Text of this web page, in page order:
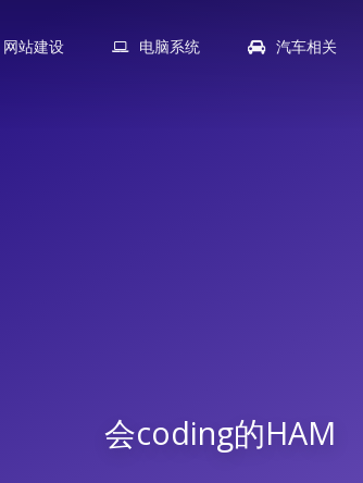
网站建设 电脑系统 汽车相关
会coding的HAM